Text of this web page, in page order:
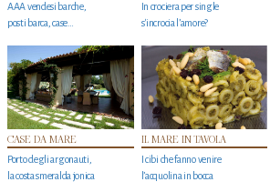
AAA vendesi barche,
posti barca, case…
In crociera per single
s'incrocia l’amore?
CASE DA MARE
Porto degli argonauti,
la costa smeralda jonica
IL MARE IN TAVOLA
I cibi che fanno venire
l’acquolina in bocca